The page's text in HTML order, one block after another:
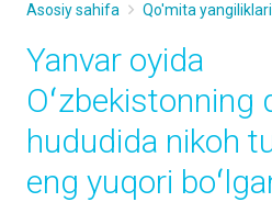
Asosiy sahifa Qo'mita yangiliklari
Yanvar oyida
Oʻzbekistonning
hududida nikoh
eng yuqori